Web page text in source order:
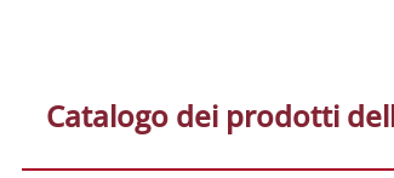
Catalogo dei prodotti